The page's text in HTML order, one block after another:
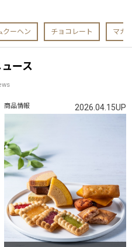
クーヘン チョコレート マカ
ース
商品情報 2026.04.15UP